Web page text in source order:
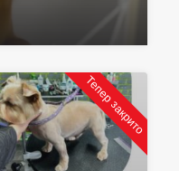
Тепер закрито